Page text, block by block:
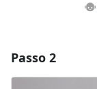
Passo 2